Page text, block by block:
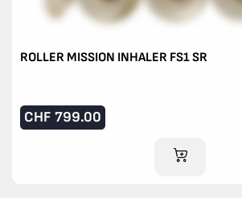
ROLLER MISSION INHALER FS1 SR
CHF 799.00
IM WARENKORB